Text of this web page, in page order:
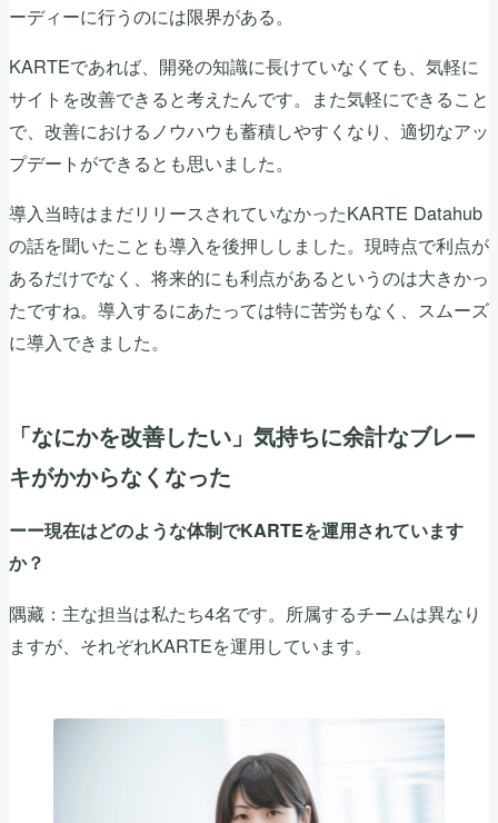
ーディーに行うのには限界がある。
KARTEであれば、開発の知識に長けていなくても、気軽に
サイトを改善できると考えたんです。また気軽にできること
で、改善におけるノウハウも蓄積しやすくなり、適切なアッ
プデートができるとも思いました。
導入当時はまだリリースされていなかったKARTE Datahub
の話を聞いたことも導入を後押ししました。現時点で利点が
あるだけでなく、将来的にも利点があるというのは大きかっ
たですね。導入するにあたっては特に苦労もなく、スムーズ
に導入できました。
「なにかを改善したい」気持ちに余計なブレー
キがかからなくなった
ーー現在はどのような体制でKARTEを運用されています
か？
隅藏：主な担当は私たち4名です。所属するチームは異なり
ますが、それぞれKARTEを運用しています。